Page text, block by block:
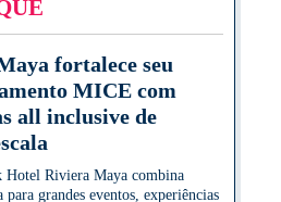
fortalece seu
MICE com
all inclusive de
Hotel Riviera Maya combina
grandes eventos, experiências